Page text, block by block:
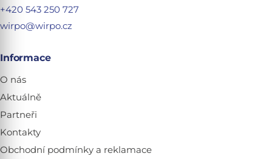
+420 543 250 727
wirpo@wirpo.cz
Informace
O nás
Aktuálně
Partneři
Kontakty
Obchodní podmínky a reklamace